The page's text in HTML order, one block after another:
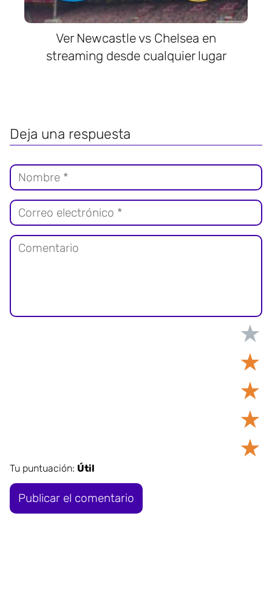
Ver Newcastle vs Chelsea en
streaming desde cualquier lugar
Deja una respuesta
★
★
★
★
★
Tu puntuación: Útil